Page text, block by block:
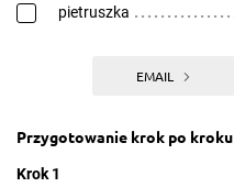
pietruszka
EMAIL
Przygotowanie krok po kroku
Krok 1